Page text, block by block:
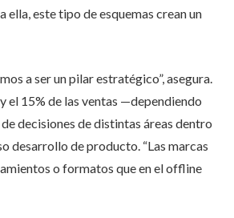
ella, este tipo de esquemas crean un
a ser un pilar estratégico”, asegura.
el 15% de las ventas —dependiendo
decisiones de distintas áreas dentro
desarrollo de producto. “Las marcas
o formatos que en el offline